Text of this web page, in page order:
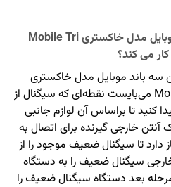
دستگاه تقویت آنتن سه باند موبایل مدل خاکستری Mobile Tri
سه باند موبایل مدل خاکستری
Mobile Tri Band Repeater Gray می‌بایست نقطه‌ای که سیگنال از
کنید تا براساس آن لوازم جانبی
آنتن خارجی گیرنده برای اتصال به
دارد تا سیگنال ضعیف موجود را از
سیگنال ضعیف را به دستگاه
بعد دستگاه سیگنال ضعیف را